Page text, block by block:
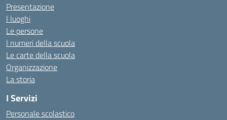
Presentazione
I luoghi
Le persone
I numeri della scuola
Le carte della scuola
Organizzazione
La storia
I Servizi
Personale scolastico